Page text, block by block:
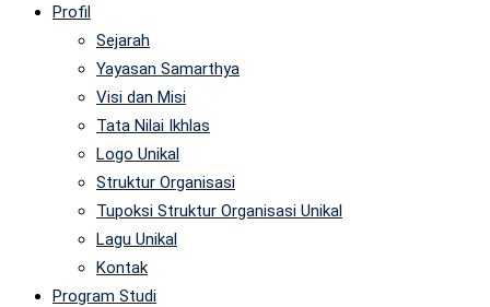
Profil
Sejarah
Yayasan Samarthya
Visi dan Misi
Tata Nilai Ikhlas
Logo Unikal
Struktur Organisasi
Tupoksi Struktur Organisasi Unikal
Lagu Unikal
Kontak
Program Studi